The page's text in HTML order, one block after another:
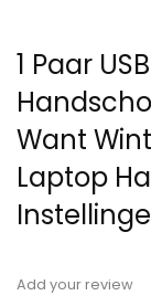
1 Paar
Want
Laptop
Add your review